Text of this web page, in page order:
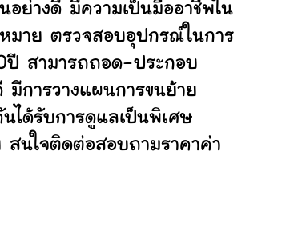
อย่างดี มีความเป็นมืออาชีพใน
มาย ตรวจสอบอุปกรณ์ในการ
ปี สามารถถอด-ประกอบ
มีการวางแผนการขนย้าย
นได้รับการดูแลเป็นพิเศษ
นใจติดต่อสอบถามราคาค่า